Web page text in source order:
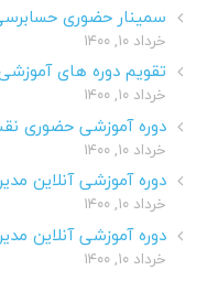
سمینار حضوری
خرداد ۱۰, ۱۴۰۰
تقویم دوره های آموزشی
خرداد ۱۰, ۱۴۰۰
دوره آموزشی حضوری
خرداد ۱۰, ۱۴۰۰
دوره آموزشی آنلاین
خرداد ۱۰, ۱۴۰۰
دوره آموزشی آنلاین
خرداد ۱۰, ۱۴۰۰